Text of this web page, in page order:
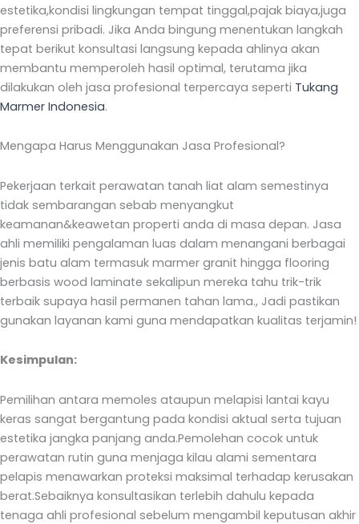
estetika,kondisi lingkungan tempat tinggal,pajak biaya,juga
preferensi pribadi. Jika Anda bingung menentukan langkah
tepat berikut konsultasi langsung kepada ahlinya akan
membantu memperoleh hasil optimal, terutama jika
dilakukan oleh jasa profesional terpercaya seperti Tukang
Marmer Indonesia.
Mengapa Harus Menggunakan Jasa Profesional?
Pekerjaan terkait perawatan tanah liat alam semestinya
tidak sembarangan sebab menyangkut
keamanan&keawetan properti anda di masa depan. Jasa
ahli memiliki pengalaman luas dalam menangani berbagai
jenis batu alam termasuk marmer granit hingga flooring
berbasis wood laminate sekalipun mereka tahu trik-trik
terbaik supaya hasil permanen tahan lama., Jadi pastikan
gunakan layanan kami guna mendapatkan kualitas terjamin!
Kesimpulan:
Pemilihan antara memoles ataupun melapisi lantai kayu
keras sangat bergantung pada kondisi aktual serta tujuan
estetika jangka panjang anda.Pemolehan cocok untuk
perawatan rutin guna menjaga kilau alami sementara
pelapis menawarkan proteksi maksimal terhadap kerusakan
berat.Sebaiknya konsultasikan terlebih dahulu kepada
tenaga ahli profesional sebelum mengambil keputusan akhir